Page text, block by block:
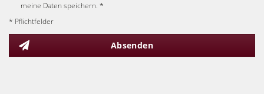
meine Daten speichern. *
* Pflichtfelder
Absenden